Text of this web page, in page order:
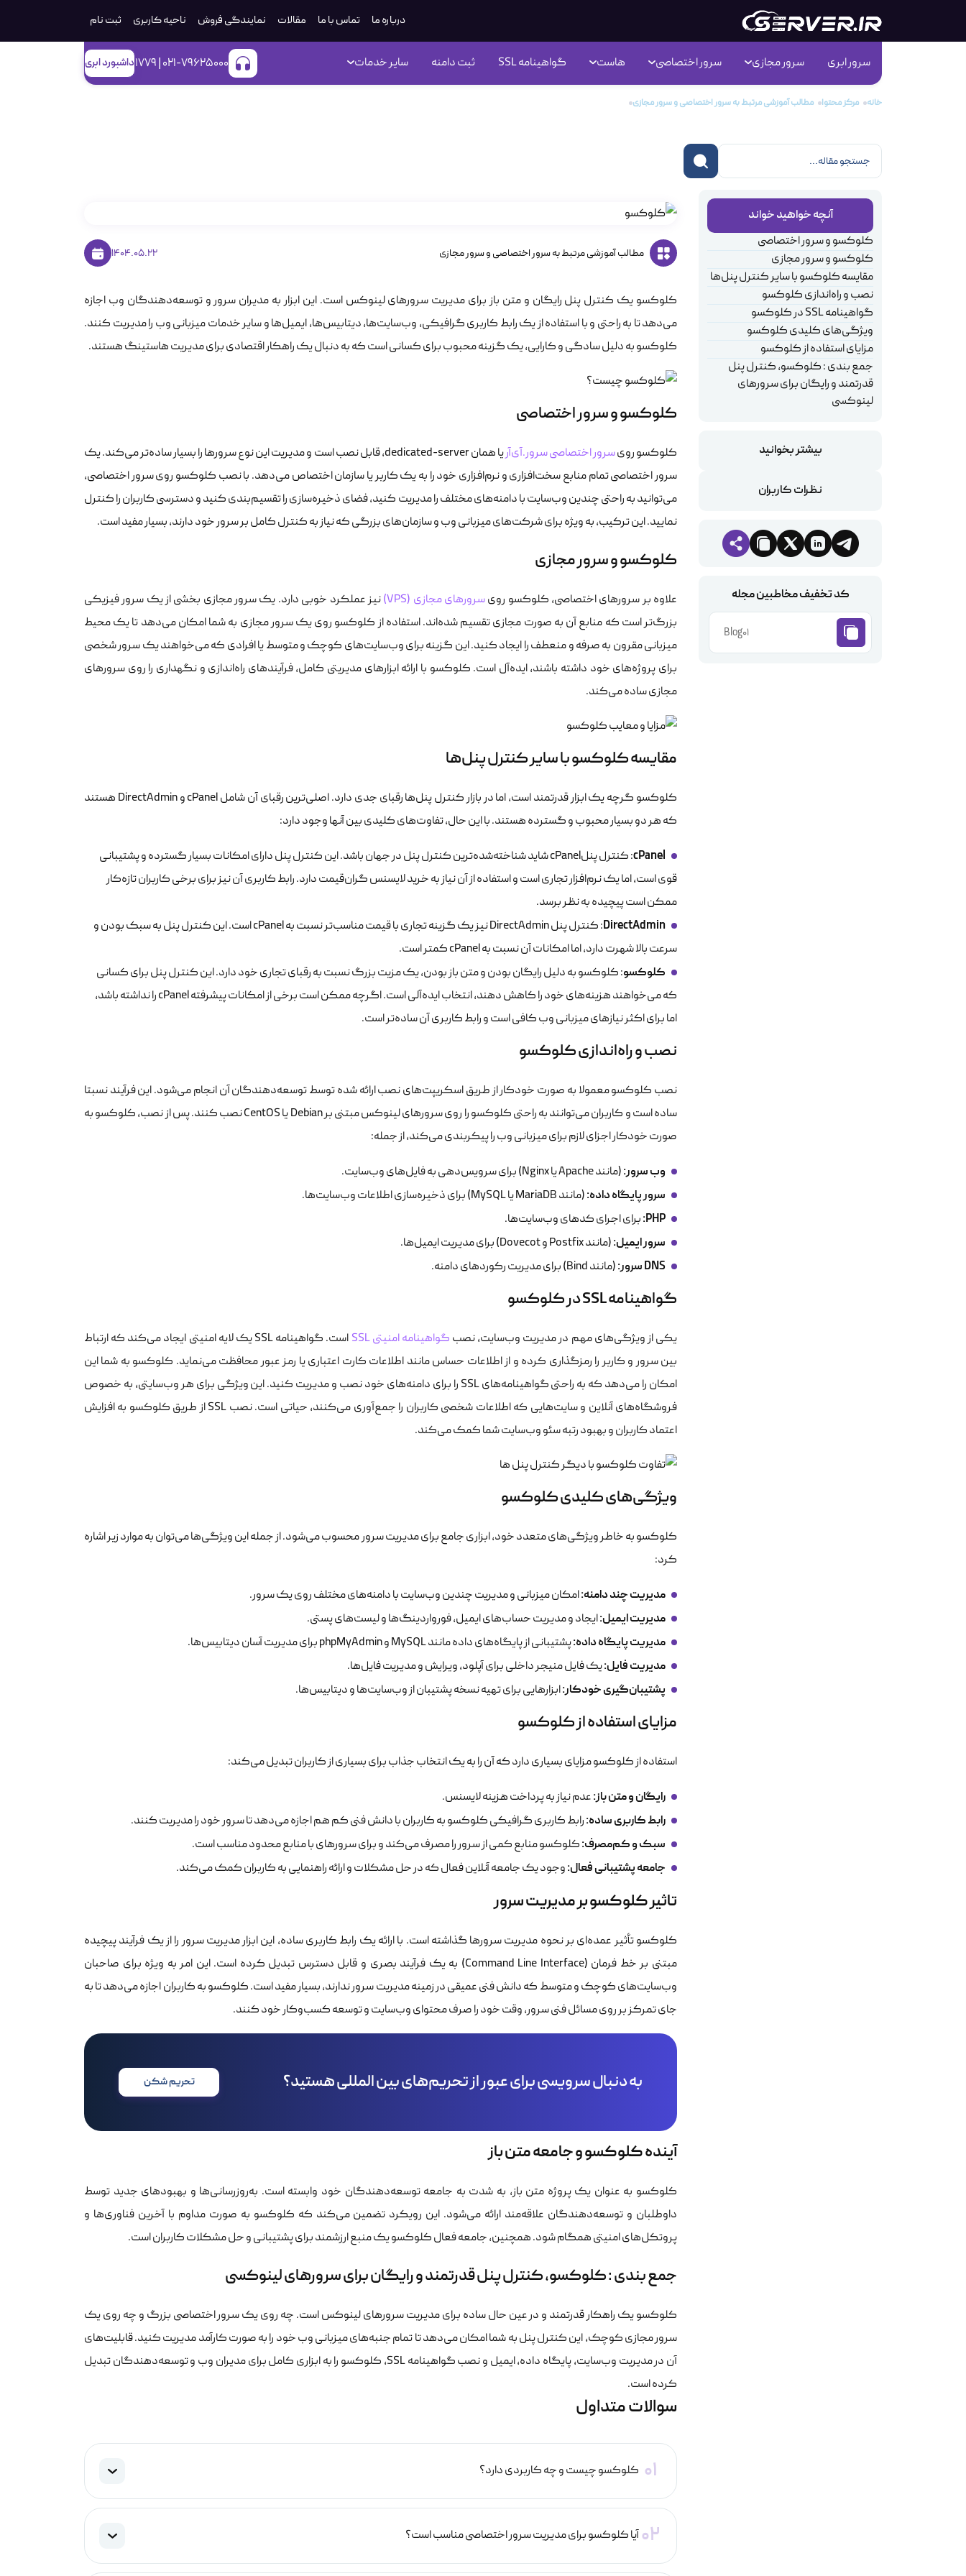
درباره ما تماس با ما مقالات نمایندگی فروش ناحیه کاربری ثبت‌ نام
سرور ابری سرور مجازی سرور اختصاصی هاست گواهینامه SSL ثبت دامنه سایر خدمات 021-79625000 | 1779 داشبورد ابری
خانه مرکز محتوا مطالب آموزشی مرتبط به سرور اختصاصی و سرور مجازی
آنچه خواهید خواند
کلوکسو و سرور اختصاصی
کلوکسو و سرور مجازی
مقایسه کلوکسو با سایر کنترل پنل‌ها
نصب و راه‌اندازی کلوکسو
گواهینامه SSL در کلوکسو
ویژگی‌های کلیدی کلوکسو
مزایای استفاده از کلوکسو
جمع بندی : کلوکسو، کنترل پنل
قدرتمند و رایگان برای سرورهای
لینوکسی
بیشتر بخوانید
نظرات کاربران
کد تخفیف مخاطبین مجله
Blog01
مطالب آموزشی مرتبط به سرور اختصاصی و سرور مجازی 1404.05.22
کلوکسو یک کنترل پنل رایگان و متن باز برای مدیریت سرورهای لینوکس است. این ابزار به مدیران سرور و توسعه‌دهندگان وب اجازه
می‌دهد تا به راحتی و با استفاده از یک رابط کاربری گرافیکی، وب‌سایت‌ها، دیتابیس‌ها، ایمیل‌ها و سایر خدمات میزبانی وب را مدیریت کنند.
کلوکسو به دلیل سادگی و کارایی، یک گزینه محبوب برای کسانی است که به دنبال یک راهکار اقتصادی برای مدیریت هاستینگ هستند.
کلوکسو و سرور اختصاصی
کلوکسو رویسرور اختصاصی سرور.آی‌آر
یا همان dedicated-server، قابل نصب است و مدیریت این نوع سرورها را بسیار ساده‌تر می‌کند. یک
سرور اختصاصی تمام منابع سخت‌افزاری و نرم‌افزاری خود را به یک کاربر یا سازمان اختصاص می‌دهد. با نصب کلوکسو روی سرور اختصاصی،
می‌توانید به راحتی چندین وب‌سایت با دامنه‌های مختلف را مدیریت کنید، فضای ذخیره‌سازی را تقسیم‌بندی کنید و دسترسی کاربران را کنترل
نمایید. این ترکیب، به ویژه برای شرکت‌های میزبانی وب و سازمان‌های بزرگی که نیاز به کنترل کامل بر سرور خود دارند، بسیار مفید است.
کلوکسو و سرور مجازی
علاوه بر سرورهای اختصاصی، کلوکسو رویسرورهای مجازی (VPS)
نیز عملکرد خوبی دارد. یک سرور مجازی بخشی از یک سرور فیزیکی
بزرگ‌تر است که منابع آن به صورت مجازی تقسیم شده‌اند. استفاده از کلوکسو روی یک سرور مجازی به شما امکان می‌دهد تا یک محیط
میزبانی مقرون به صرفه و منعطف را ایجاد کنید. این گزینه برای وب‌سایت‌های کوچک و متوسط یا افرادی که می‌خواهند یک سرور شخصی
برای پروژه‌های خود داشته باشند، ایده‌آل است. کلوکسو با ارائه ابزارهای مدیریتی کامل، فرآیندهای راه‌اندازی و نگهداری را روی سرورهای
مجازی ساده می‌کند.
مقایسه کلوکسو با سایر کنترل پنل‌ها
کلوکسو گرچه یک ابزار قدرتمند است، اما در بازار کنترل پنل‌ها رقبای جدی دارد. اصلی‌ترین رقبای آن شامل cPanel و DirectAdmin هستند
که هر دو بسیار محبوب و گسترده هستند. با این حال، تفاوت‌های کلیدی بین آنها وجود دارد:
cPanel
: کنترل پنلcPanel شاید شناخته‌شده‌ترین کنترل پنل در جهان باشد. این کنترل پنل دارای امکانات بسیار گسترده و پشتیبانی
قوی است، اما یک نرم‌افزار تجاری است و استفاده از آن نیاز به خرید لایسنس گران‌قیمت دارد. رابط کاربری آن نیز برای برخی کاربران تازه‌کار
ممکن است پیچیده به نظر برسد.
DirectAdmin
: کنترل پنل DirectAdmin نیز یک گزینه تجاری با قیمت مناسب‌تر نسبت به cPanel است. این کنترل پنل به سبک بودن و
سرعت بالا شهرت دارد، اما امکانات آن نسبت به cPanel کمتر است.
کلوکسو: کلوکسو به دلیل رایگان بودن و متن باز بودن، یک مزیت بزرگ نسبت به رقبای تجاری خود دارد. این کنترل پنل برای کسانی
که می‌خواهند هزینه‌های خود را کاهش دهند، انتخاب ایده‌آلی است. اگرچه ممکن است برخی از امکانات پیشرفته cPanel را نداشته باشد،
اما برای اکثر نیازهای میزبانی وب کافی است و رابط کاربری آن ساده‌تر است.
نصب و راه‌اندازی کلوکسو
نصب کلوکسو معمولا به صورت خودکار از طریق اسکریپت‌های نصب ارائه شده توسط توسعه‌دهندگان آن انجام می‌شود. این فرآیند نسبتا
ساده است و کاربران می‌توانند به راحتی کلوکسو را روی سرورهای لینوکس مبتنی بر Debian یا CentOS نصب کنند. پس از نصب، کلوکسو به
صورت خودکار اجزای لازم برای میزبانی وب را پیکربندی می‌کند، از جمله:
وب سرور:(مانند Apache یا Nginx) برای سرویس‌دهی به فایل‌های وب‌سایت.
سرور پایگاه داده:(مانند MariaDB یا MySQL) برای ذخیره‌سازی اطلاعات وب‌سایت‌ها.
PHP: برای اجرای کدهای وب‌سایت‌ها.
سرور ایمیل:(مانند Postfix و Dovecot) برای مدیریت ایمیل‌ها.
DNS سرور: (مانند Bind) برای مدیریت رکوردهای دامنه.
گواهینامه SSL در کلوکسو
یکی از ویژگی‌های مهم در مدیریت وب‌سایت، نصب گواهینامه امنیتی SSL
است. گواهینامه SSL یک لایه امنیتی ایجاد می‌کند که ارتباط
بین سرور و کاربر را رمزگذاری کرده و از اطلاعات حساس مانند اطلاعات کارت اعتباری یا رمز عبور محافظت می‌نماید. کلوکسو به شما این
امکان را می‌دهد که به راحتی گواهینامه‌های SSL را برای دامنه‌های خود نصب و مدیریت کنید. این ویژگی برای هر وب‌سایتی، به خصوص
فروشگاه‌های آنلاین و سایت‌هایی که اطلاعات شخصی کاربران را جمع‌آوری می‌کنند، حیاتی است. نصب SSL از طریق کلوکسو به افزایش
اعتماد کاربران و بهبود رتبه سئو وب‌سایت شما کمک می‌کند.
ویژگی‌های کلیدی کلوکسو
کلوکسو به خاطر ویژگی‌های متعدد خود، ابزاری جامع برای مدیریت سرور محسوب می‌شود. از جمله این ویژگی‌ها می‌توان به موارد زیر اشاره
کرد:
مدیریت چند دامنه:امکان میزبانی و مدیریت چندین وب‌سایت با دامنه‌های مختلف روی یک سرور.
مدیریت ایمیل:ایجاد و مدیریت حساب‌های ایمیل، فورواردینگ‌ها و لیست‌های پستی.
مدیریت پایگاه داده:پشتیبانی از پایگاه‌های داده مانند MySQL و phpMyAdmin برای مدیریت آسان دیتابیس‌ها.
مدیریت فایل:یک فایل منیجر داخلی برای آپلود، ویرایش و مدیریت فایل‌ها.
پشتیبان‌گیری خودکار:ابزارهایی برای تهیه نسخه پشتیبان از وب‌سایت‌ها و دیتابیس‌ها.
مزایای استفاده از کلوکسو
استفاده از کلوکسو مزایای بسیاری دارد که آن را به یک انتخاب جذاب برای بسیاری از کاربران تبدیل می‌کند:
رایگان و متن باز:عدم نیاز به پرداخت هزینه لایسنس.
رابط کاربری ساده:رابط کاربری گرافیکی کلوکسو به کاربران با دانش فنی کم هم اجازه می‌دهد تا سرور خود را مدیریت کنند.
سبک و کم‌مصرف:کلوکسو منابع کمی از سرور را مصرف می‌کند و برای سرورهای با منابع محدود مناسب است.
جامعه پشتیبانی فعال:وجود یک جامعه آنلاین فعال که در حل مشکلات و ارائه راهنمایی به کاربران کمک می‌کند.
تاثیر کلوکسو بر مدیریت سرور
کلوکسو تأثیر عمده‌ای بر نحوه مدیریت سرورها گذاشته است. با ارائه یک رابط کاربری ساده، این ابزار مدیریت سرور را از یک فرآیند پیچیده
مبتنی بر خط فرمان (Command Line Interface) به یک فرآیند بصری و قابل دسترس تبدیل کرده است. این امر به ویژه برای صاحبان
وب‌سایت‌های کوچک و متوسط که دانش فنی عمیقی در زمینه مدیریت سرور ندارند، بسیار مفید است. کلوکسو به کاربران اجازه می‌دهد تا به
جای تمرکز بر روی مسائل فنی سرور، وقت خود را صرف محتوای وب‌سایت و توسعه کسب‌وکار خود کنند.
به دنبال سرویسی برای عبور از تحریم‌های بین المللی هستید؟ تحریم شکن
آینده کلوکسو و جامعه متن باز
کلوکسو به عنوان یک پروژه متن باز، به شدت به جامعه توسعه‌دهندگان خود وابسته است. به‌روزرسانی‌ها و بهبودهای جدید توسط
داوطلبان و توسعه‌دهندگان علاقه‌مند ارائه می‌شود. این رویکرد تضمین می‌کند که کلوکسو به صورت مداوم با آخرین فناوری‌ها و
پروتکل‌های امنیتی همگام شود. همچنین، جامعه فعال کلوکسو یک منبع ارزشمند برای پشتیبانی و حل مشکلات کاربران است.
جمع بندی : کلوکسو، کنترل پنل قدرتمند و رایگان برای سرورهای لینوکسی
کلوکسو یک راهکار قدرتمند و در عین حال ساده برای مدیریت سرورهای لینوکس است. چه روی یک سرور اختصاصی بزرگ و چه روی یک
سرور مجازی کوچک، این کنترل پنل به شما امکان می‌دهد تا تمام جنبه‌های میزبانی وب خود را به صورت کارآمد مدیریت کنید. قابلیت‌های
آن در مدیریت وب‌سایت، پایگاه داده، ایمیل و نصب گواهینامه SSL، کلوکسو را به ابزاری کامل برای مدیران وب و توسعه‌دهندگان تبدیل
کرده است.
سوالات متداول
01 کلوکسو چیست و چه کاربردی دارد؟
02 آیا کلوکسو برای مدیریت سرور اختصاصی مناسب است؟